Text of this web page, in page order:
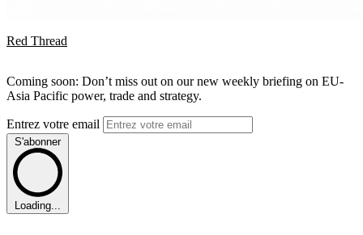
Red Thread
Coming soon: Don’t miss out on our new weekly briefing on EU-
Asia Pacific power, trade and strategy.
Entrez votre email
S'abonner
Loading...